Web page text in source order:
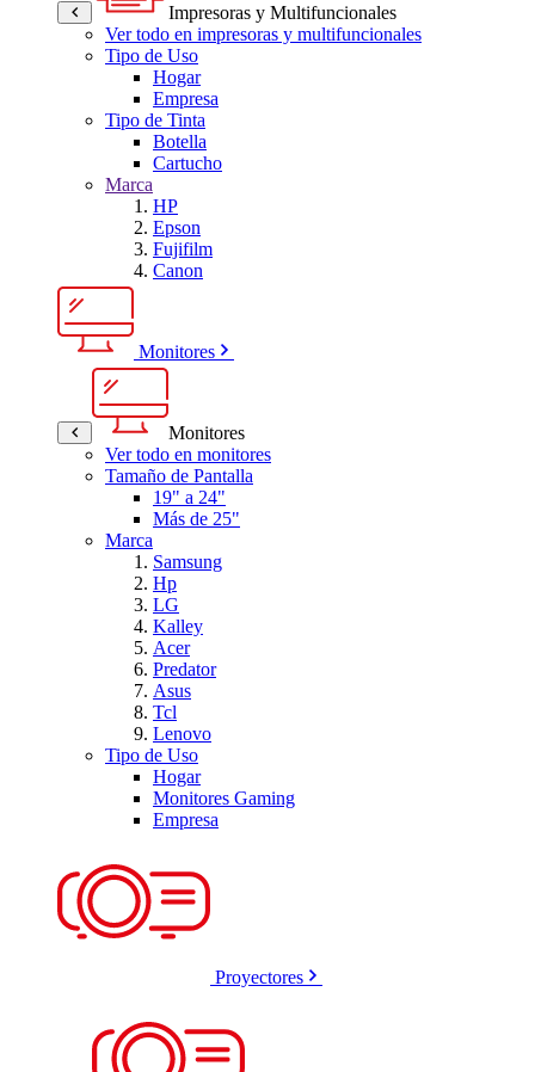
Impresoras y Multifuncionales
Ver todo en impresoras y multifuncionales
Tipo de Uso
Hogar
Empresa
Tipo de Tinta
Botella
Cartucho
Marca
HP
Epson
Fujifilm
Canon
Monitores
Monitores
Ver todo en monitores
Tamaño de Pantalla
19" a 24"
Más de 25"
Marca
Samsung
Hp
LG
Kalley
Acer
Predator
Asus
Tcl
Lenovo
Tipo de Uso
Hogar
Monitores Gaming
Empresa
Proyectores